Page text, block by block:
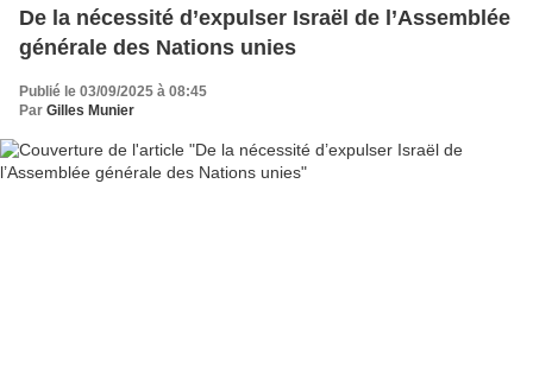
De la nécessité d’expulser Israël de l’Assemblée
générale des Nations unies
Publié le 03/09/2025 à 08:45
Par Gilles Munier